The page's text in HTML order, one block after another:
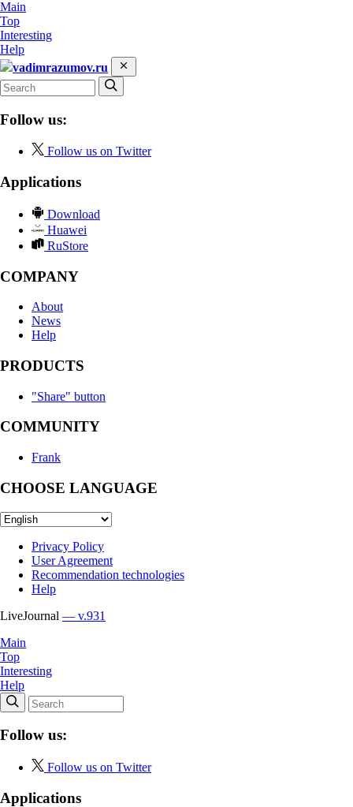
Main
Top
Interesting
Help
vadimrazumov.ru
Follow us:
Follow us on Twitter
Applications
Download
Huawei
RuStore
COMPANY
About
News
Help
PRODUCTS
"Share" button
COMMUNITY
Frank
CHOOSE LANGUAGE
Privacy Policy
User Agreement
Recommendation technologies
Help
LiveJournal — v.931
Main
Top
Interesting
Help
Follow us:
Follow us on Twitter
Applications